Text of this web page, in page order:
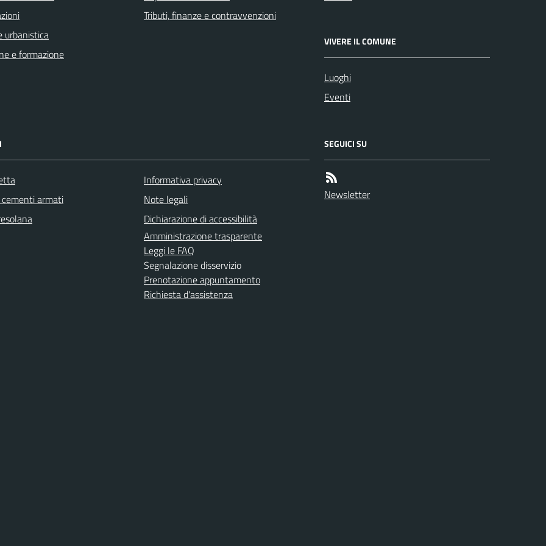
urbanistica
e formazione
Tributi, finanze e contravvenzioni
VIVERE IL COMUNE
Luoghi
Eventi
armati
Informativa privacy
Note legali
Dichiarazione di accessibilità
Amministrazione trasparente
Leggi le FAQ
Segnalazione disservizio
Prenotazione appuntamento
Richiesta d'assistenza
SEGUICI SU
Newsletter